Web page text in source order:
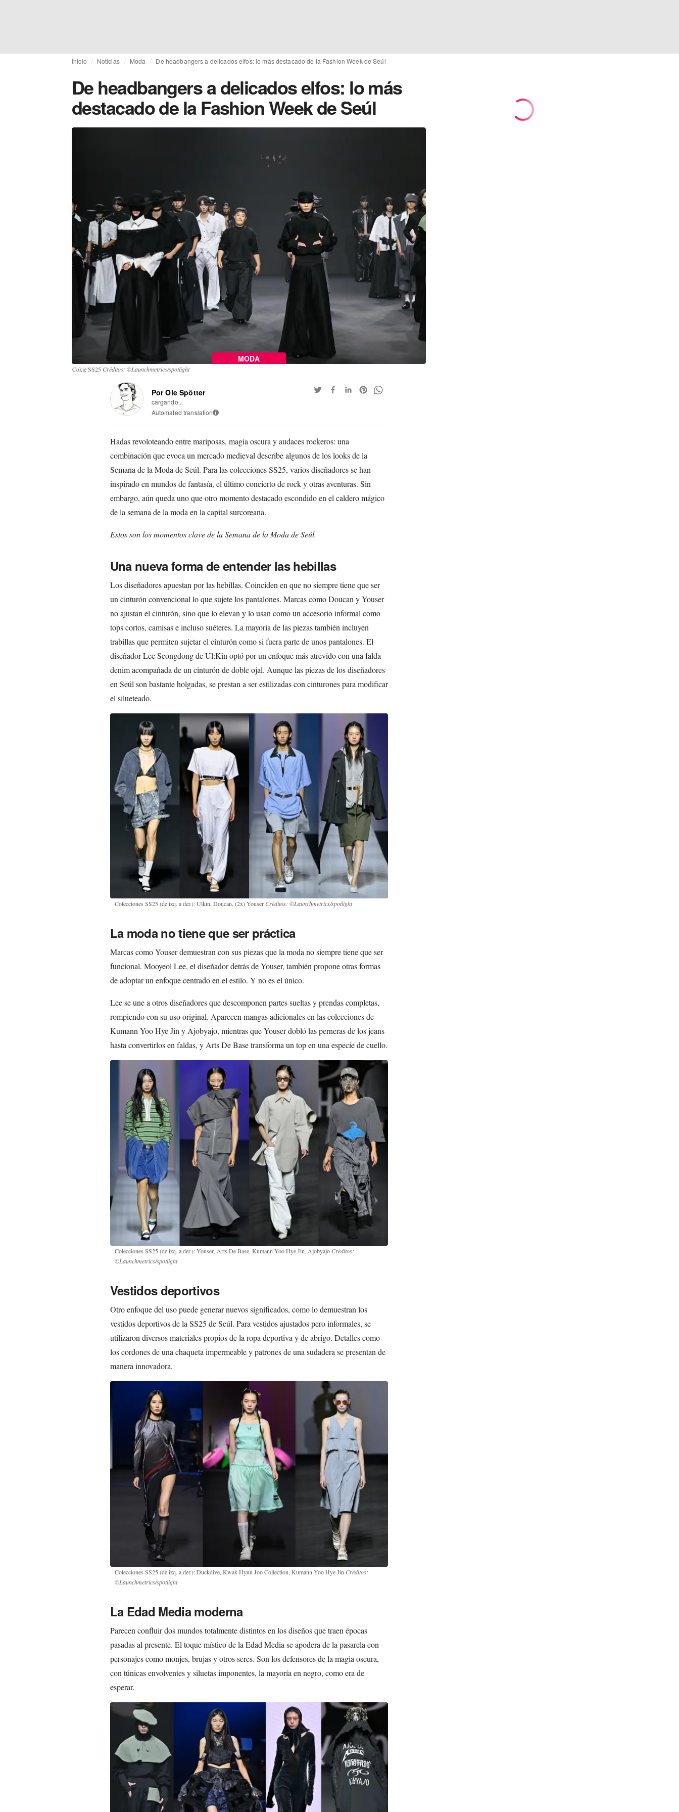
Inicio Noticias Moda De headbangers a delicados elfos: lo más destacado de la Fashion Week de Seúl
De headbangers a delicados elfos: lo más
destacado de la Fashion Week de Seúl
MODA
Cokie SS25 Créditos: ©Launchmetrics/spotlight
Por Ole Spötter
cargando...
Automated translation i
Hadas revoloteando entre mariposas, magia oscura y audaces rockeros: una
combinación que evoca un mercado medieval describe algunos de los looks de la
Semana de la Moda de Seúl. Para las colecciones SS25, varios diseñadores se han
inspirado en mundos de fantasía, el último concierto de rock y otras aventuras. Sin
embargo, aún queda uno que otro momento destacado escondido en el caldero mágico
de la semana de la moda en la capital surcoreana.
Estos son los momentos clave de la Semana de la Moda de Seúl.
Una nueva forma de entender las hebillas
Los diseñadores apuestan por las hebillas. Coinciden en que no siempre tiene que ser
un cinturón convencional lo que sujete los pantalones. Marcas como Doucan y Youser
no ajustan el cinturón, sino que lo elevan y lo usan como un accesorio informal como
tops cortos, camisas e incluso suéteres. La mayoría de las piezas también incluyen
trabillas que permiten sujetar el cinturón como si fuera parte de unos pantalones. El
diseñador Lee Seongdong de Ul:Kin optó por un enfoque más atrevido con una falda
denim acompañada de un cinturón de doble ojal. Aunque las piezas de los diseñadores
en Seúl son bastante holgadas, se prestan a ser estilizadas con cinturones para modificar
el silueteado.
Colecciones SS25 (de izq. a der.): Ulkin, Doucan, (2x) Youser Créditos: ©Launchmetrics/spotlight
La moda no tiene que ser práctica
Marcas como Youser demuestran con sus piezas que la moda no siempre tiene que ser
funcional. Mooyeol Lee, el diseñador detrás de Youser, también propone otras formas
de adoptar un enfoque centrado en el estilo. Y no es el único.
Lee se une a otros diseñadores que descomponen partes sueltas y prendas completas,
rompiendo con su uso original. Aparecen mangas adicionales en las colecciones de
Kumann Yoo Hye Jin y Ajobyajo, mientras que Youser dobló las perneras de los jeans
hasta convertirlos en faldas, y Arts De Base transforma un top en una especie de cuello.
Colecciones SS25 (de izq. a der.): Youser, Arts De Base, Kumann Yoo Hye Jin, Ajobyajo Créditos:
©Launchmetrics/spotlight
Vestidos deportivos
Otro enfoque del uso puede generar nuevos significados, como lo demuestran los
vestidos deportivos de la SS25 de Seúl. Para vestidos ajustados pero informales, se
utilizaron diversos materiales propios de la ropa deportiva y de abrigo. Detalles como
los cordones de una chaqueta impermeable y patrones de una sudadera se presentan de
manera innovadora.
Colecciones SS25 (de izq. a der.): Duckdive, Kwak Hyun Joo Collection, Kumann Yoo Hye Jin Créditos:
©Launchmetrics/spotlight
La Edad Media moderna
Parecen confluir dos mundos totalmente distintos en los diseños que traen épocas
pasadas al presente. El toque místico de la Edad Media se apodera de la pasarela con
personajes como monjes, brujas y otros seres. Son los defensores de la magia oscura,
con túnicas envolventes y siluetas imponentes, la mayoría en negro, como era de
esperar.